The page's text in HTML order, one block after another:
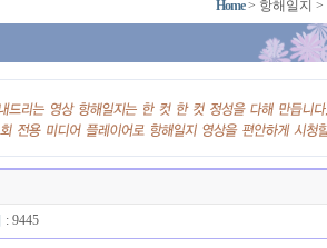
Home> 항해일지 >
: 9445